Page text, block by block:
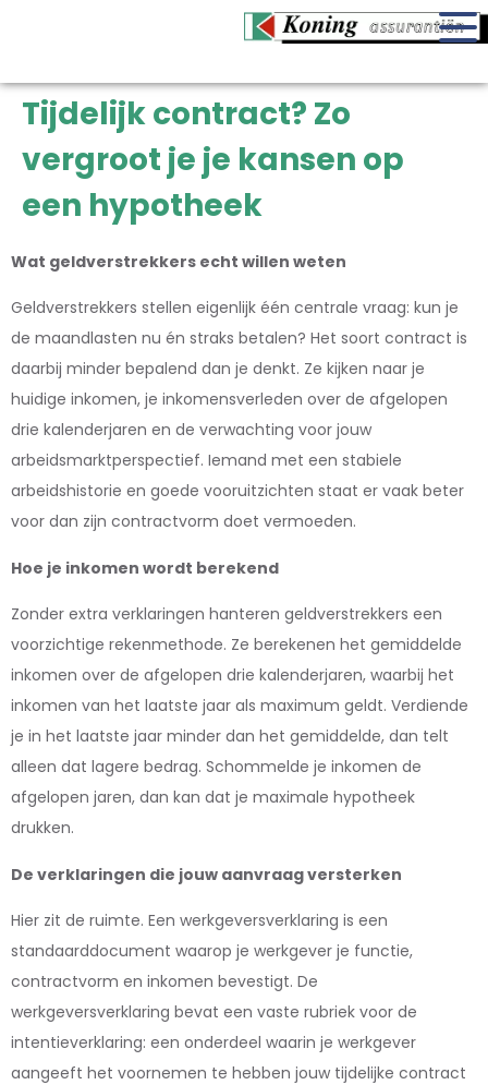
Tijdelijk contract? Zo
vergroot je je kansen op
een hypotheek
Wat geldverstrekkers echt willen weten
Geldverstrekkers stellen eigenlijk één centrale vraag: kun je
de maandlasten nu én straks betalen? Het soort contract is
daarbij minder bepalend dan je denkt. Ze kijken naar je
huidige inkomen, je inkomensverleden over de afgelopen
drie kalenderjaren en de verwachting voor jouw
arbeidsmarktperspectief. Iemand met een stabiele
arbeidshistorie en goede vooruitzichten staat er vaak beter
voor dan zijn contractvorm doet vermoeden.
Hoe je inkomen wordt berekend
Zonder extra verklaringen hanteren geldverstrekkers een
voorzichtige rekenmethode. Ze berekenen het gemiddelde
inkomen over de afgelopen drie kalenderjaren, waarbij het
inkomen van het laatste jaar als maximum geldt. Verdiende
je in het laatste jaar minder dan het gemiddelde, dan telt
alleen dat lagere bedrag. Schommelde je inkomen de
afgelopen jaren, dan kan dat je maximale hypotheek
drukken.
De verklaringen die jouw aanvraag versterken
Hier zit de ruimte. Een werkgeversverklaring is een
standaarddocument waarop je werkgever je functie,
contractvorm en inkomen bevestigt. De
werkgeversverklaring bevat een vaste rubriek voor de
intentieverklaring: een onderdeel waarin je werkgever
aangeeft het voornemen te hebben jouw tijdelijke contract